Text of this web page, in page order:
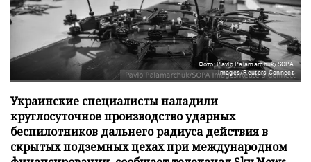
Фото: Pavlo Palamarchuk/SOPA
Images/Reuters Connect
Украинские специалисты наладили
круглосуточное производство ударных
беспилотников дальнего радиуса действия в
скрытых подземных цехах при международном